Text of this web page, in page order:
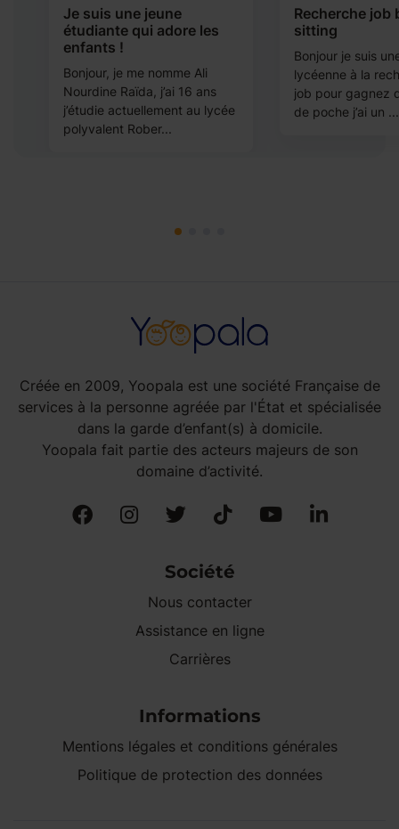
Je suis une jeune
étudiante qui adore les
enfants !
Bonjour, je me nomme Ali
Nourdine Raïda, j’ai 16 ans
j’étudie actuellement au lycée
polyvalent Rober...
Recherche job
sitting
Bonjour je suis
lycéenne à la
job pour gagnez
de poche j’ai un ...
Créée en 2009, Yoopala est une société Française de
services à la personne agréée par l'État et spécialisée
dans la garde d’enfant(s) à domicile.
Yoopala fait partie des acteurs majeurs de son
domaine d’activité.
Société
Nous contacter
Assistance en ligne
Carrières
Informations
Mentions légales et conditions générales
Politique de protection des données